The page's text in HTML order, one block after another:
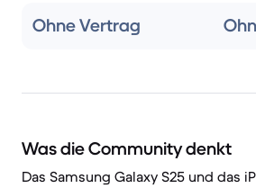
Ohne Vertrag
Was die Community denkt
Das Samsung Galaxy S25 und das